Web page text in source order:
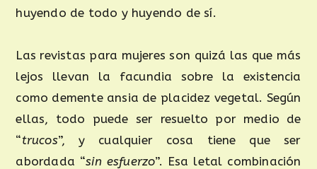
huyendo de todo y huyendo de sí.
Las revistas para mujeres son quizá las que más
lejos llevan la facundia sobre la existencia
como demente ansia de placidez vegetal. Según
ellas, todo puede ser resuelto por medio de
“trucos”, y cualquier cosa tiene que ser
abordada “sin esfuerzo”. Esa letal combinación